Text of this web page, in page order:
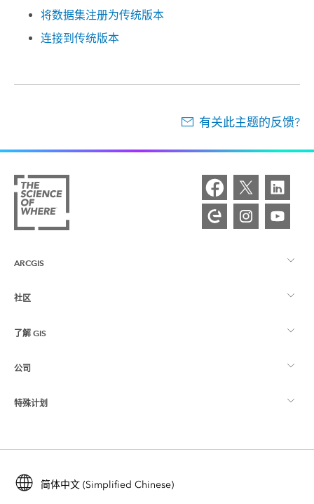
将数据集注册为传统版本
连接到传统版本
有关此主题的反馈?
ARCGIS
ArcGIS 概览
制图
社区
Esri 社区
ArcGIS 博客
Esri 年轻专家关系网
了解 GIS
什么是 GIS？
位置智能
培训
ArcUser
公司
关于 Esri
招贤纳士
特殊计划
ArcGIS for Student Use
简体中文 (Simplified Chinese)